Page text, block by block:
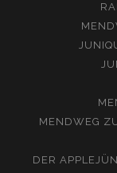
MENDWEG
DER